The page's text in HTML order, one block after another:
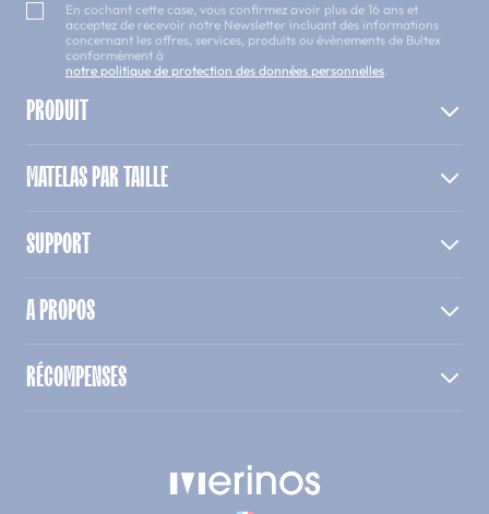
En cochant cette case, vous confirmez avoir plus de 16 ans et
acceptez de recevoir notre Newsletter incluant des informations
concernant les offres, services, produits ou évènements de Bultex
conformément à
notre politique de protection des données personnelles.
PRODUIT
MATELAS PAR TAILLE
SUPPORT
A PROPOS
RÉCOMPENSES